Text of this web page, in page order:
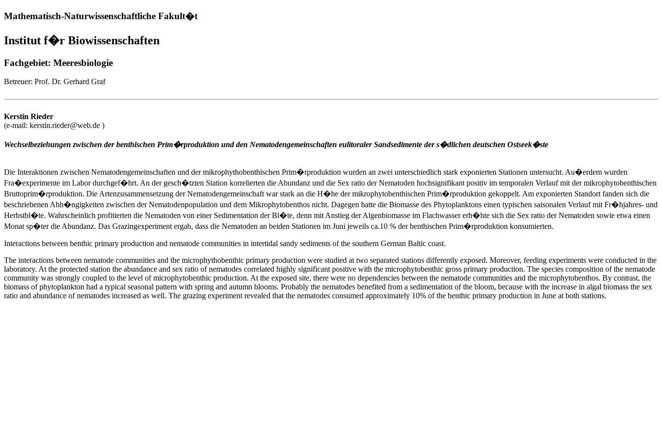
Mathematisch-Naturwissenschaftliche Fakult�t
Institut f�r Biowissenschaften
Fachgebiet: Meeresbiologie
Betreuer: Prof. Dr. Gerhard Graf
Kerstin Rieder
(e-mail: kerstin.rieder@web.de )
Wechselbeziehungen zwischen der benthischen Prim�rproduktion und den Nematodengemeinschaften eulitoraler Sandsedimente der s�dlichen deutschen Ostseek�ste
Die Interaktionen zwischen Nematodengemeinschaften und der mikrophythobenthischen Prim�rproduktion wurden an zwei unterschiedlich stark exponierten Stationen untersucht. Au�erdem wurden
Fra�experimente im Labor durchgef�hrt. An der gesch�tzten Station korrelierten die Abundanz und die Sex ratio der Nematoden hochsignifikant positiv im temporalen Verlauf mit der mikrophytobenthischen
Bruttoprim�rproduktion. Die Artenzusammensetzung der Nematodengemeinschaft war stark an die H�he der mikrophytobenthischen Prim�rproduktion gekoppelt. Am exponierten Standort fanden sich die
beschriebenen Abh�ngigkeiten zwischen der Nematodenpopulation und dem Mikrophytobenthos nicht. Dagegen hatte die Biomasse des Phytoplanktons einen typischen saisonalen Verlauf mit Fr�hjahres- und
Herbstbl�te. Wahrscheinlich profitierten die Nematoden von einer Sedimentation der Bl�te, denn mit Anstieg der Algenbiomasse im Flachwasser erh�hte sich die Sex ratio der Nematoden sowie etwa einen
Monat sp�ter die Abundanz. Das Grazingexperiment ergab, dass die Nematoden an beiden Stationen im Juni jeweils ca.10 % der benthischen Prim�rproduktion konsumierten.
Interactions between benthic primary production and nematode communities in intertidal sandy sediments of the southern German Baltic coast.
The interactions between nematode communities and the microphythobenthic primary production were studied at two separated stations differently exposed. Moreover, feeding experiments were conducted in the
laboratory. At the protected station the abundance and sex ratio of nematodes correlated highly significant positive with the microphytobenthic gross primary production. The species composition of the nematode
community was strongly coupled to the level of microphytobenthic production. At the exposed site, there were no dependencies between the nematode communities and the microphytobenthos. By contrast, the
biomass of phytoplankton had a typical seasonal pattern with spring and autumn blooms. Probably the nematodes benefited from a sedimentation of the bloom, because with the increase in algal biomass the sex
ratio and abundance of nematodes increased as well. The grazing experiment revealed that the nematodes consumed approximately 10% of the benthic primary production in June at both stations.